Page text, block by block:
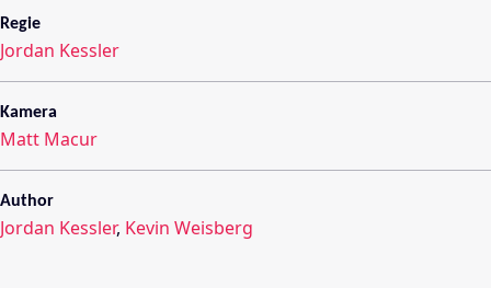
Regie
Jordan Kessler
Kamera
Matt Macur
Author
Jordan Kessler, Kevin Weisberg